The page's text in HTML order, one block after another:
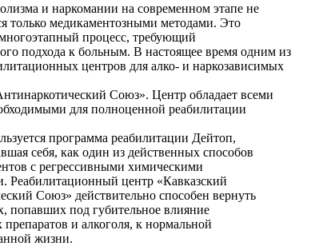
и наркомании на современном этапе не
только медикаментозными методами. Это
процесс, требующий
подхода к больным. В настоящее время одним из
центров для алко- и наркозависимых
Союз». Центр обладает всеми
для полноценной реабилитации
программа реабилитации Дейтоп,
себя, как один из действенных способов
с регрессивными химическими
Реабилитационный центр «Кавказский
Союз» действительно способен вернуть
попавших под губительное влияние
препаратов и алкоголя, к нормальной
жизни.